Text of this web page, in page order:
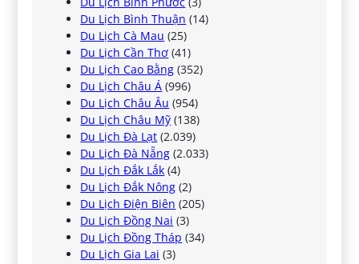
Du Lịch Bình Thuận (14)
Du Lịch Cà Mau (25)
Du Lịch Cần Thơ (41)
Du Lịch Cao Bằng (352)
Du Lịch Châu Á (996)
Du Lịch Châu Âu (954)
Du Lịch Châu Mỹ (138)
Du Lịch Đà Lạt (2.039)
Du Lịch Đà Nẵng (2.033)
Du Lịch Đắk Lắk (4)
Du Lịch Đắk Nông (2)
Du Lịch Điện Biên (205)
Du Lịch Đồng Nai (3)
Du Lịch Đồng Tháp (34)
Du Lịch Gia Lai (3)